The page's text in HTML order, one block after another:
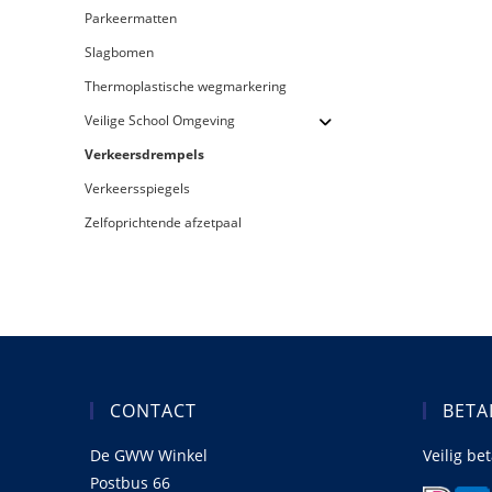
Parkeermatten
Slagbomen
Thermoplastische wegmarkering
Veilige School Omgeving
Verkeersdrempels
Verkeersspiegels
Zelfoprichtende afzetpaal
CONTACT
De GWW Winkel
Postbus 66
Veilig